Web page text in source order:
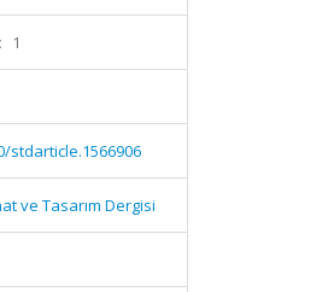
1
stdarticle.1566906
ve Tasarım Dergisi